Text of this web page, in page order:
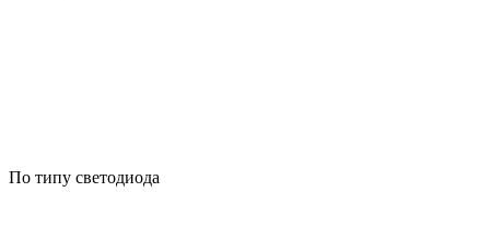
По типу светодиода